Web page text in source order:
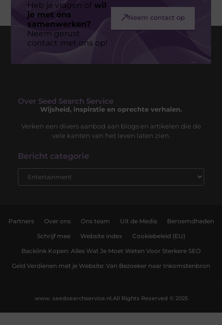
Heb je vragen ofwil
je met ons
samenwerken?
Neem gerust
contact met ons op!
Neem contact op
Over Seed Search Service
Wijsheid, inspiratie en oprechte verhalen.
Verken een divers aanbod aan blogs en artikelen die de
vele kanten van het leven laten zien.
Bericht categorie
Partners Over ons Ons team Uit de Media Beroemdheden
Schrijf mee Website index Cookiebeleid (EU)
Backlink Kopen: Alles Wat Je Moet Weten Voor Sterkere SEO
Geld Verdienen met je Website: Van Bezoeker naar Inkomstenbron
All Rights Reserved © 2025
www. seedsearchservice.nl.